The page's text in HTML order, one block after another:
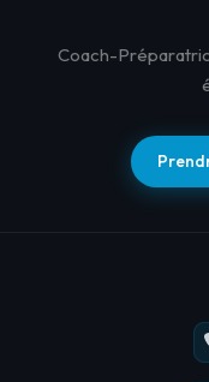
Coach-